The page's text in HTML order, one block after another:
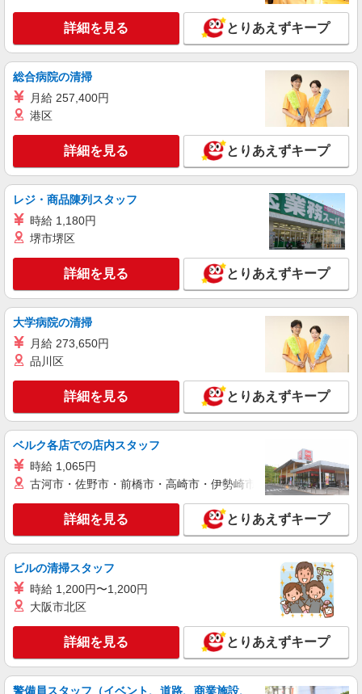
キープ 詳細を見る
LAPI-Staff株式会社 本社/軽作業窓口
一般事務
時給1,900円 研修期間2ヵ月／時給1,700円
東京都港区 ★上記以外にも神奈川県内（川
崎・横浜・相模原など）に多数派遣先有
キープ 詳細を見る
アルバイト パート
株式会社フルキャスト東京支社/EA0401G-10M
カンタン軽作業スタッフ（仕分け・シール貼り
など）
時給1600円〜1800円（22:00〜翌5:00の深夜手
当で時給UP） ※給与幅は経験・能力による
詳細を見る
平野クレーン工業株式会社
【一般事務職】
＜月給＞ 250,000円 ＜賞与＞ 年2回 ＜給与改
の変更はなし
東京都港区新橋二丁目4番7号 VORT新橋二丁
目10階
キープ 詳細を見る
アルバイト パート 職業紹介
株式会社フルキャスト東京支社/EA0401G-10U
カンタン事務・データ入力スタッフ
時給1600円〜1800円（22:00〜翌5:00の深夜手
当で時給UP） ※給与幅は経験・能力による
東京都港区
詳細を見る とりあえずキープ
総合病院の清掃
月給 257,400円
港区
詳細を見る とりあえずキープ
レジ・商品陳列スタッフ
時給 1,180円
堺市堺区
詳細を見る とりあえずキープ
大学病院の清掃
月給 273,650円
品川区
詳細を見る とりあえずキープ
ベルク各店での店内スタッフ
時給 1,065円
古河市・佐野市・前橋市・高崎市・伊勢崎市・太田市・館林市
詳細を見る とりあえずキープ
ビルの清掃スタッフ
時給 1,200円〜1,200円
大阪市北区
詳細を見る とりあえずキープ
警備員スタッフ（イベント、道路、商業施設、